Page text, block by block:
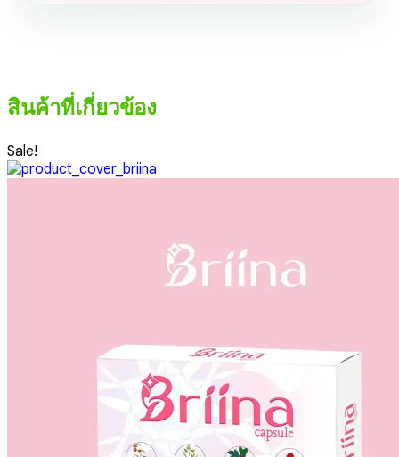
สินค้าที่เกี่ยวข้อง
Sale!